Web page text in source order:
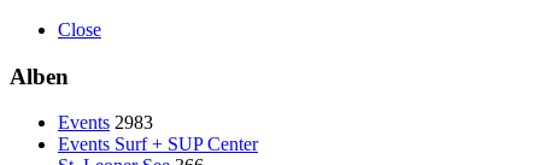
Close
Alben
Events 2983
Events Surf + SUP Center